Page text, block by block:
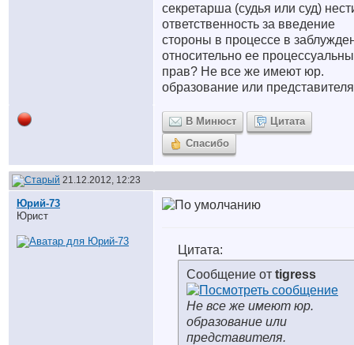
секретарша (судья или суд)
ответственность за введение
стороны в процессе в
относительно ее
прав? Не все же имеют юр.
образование или
В Минюст
Цитата
Спасибо
21.12.2012, 12:23
Юрий-73
Юрист
Цитата:
Сообщение от tigress
Не все же имеют юр.
образование или
представителя.